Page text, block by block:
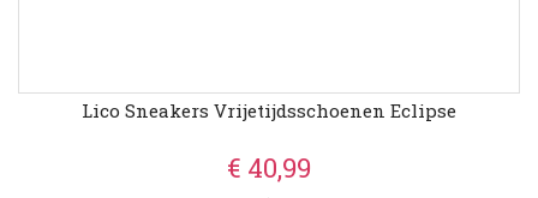
Lico Sneakers Vrijetijdsschoenen Eclipse
€ 40,99